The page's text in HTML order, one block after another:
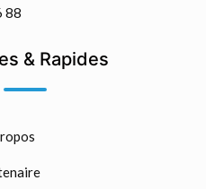
88
& Rapides